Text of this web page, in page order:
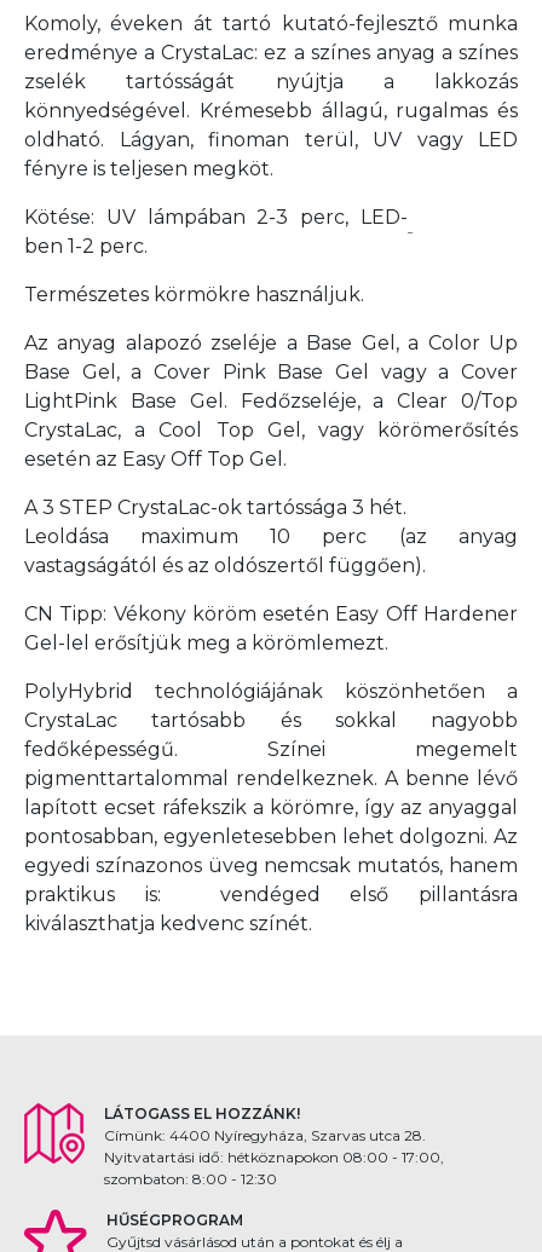
Komoly, éveken át tartó kutató-fejlesztő munka
eredménye a CrystaLac: ez a színes anyag a színes
zselék tartósságát nyújtja a lakkozás
könnyedségével. Krémesebb állagú, rugalmas és
oldható. Lágyan, finoman terül, UV vagy LED
fényre is teljesen megköt.
Kötése: UV lámpában 2-3 perc, LED-
ben 1-2 perc.
Természetes körmökre használjuk.
Az anyag alapozó zseléje a Base Gel, a Color Up
Base Gel, a Cover Pink Base Gel vagy a Cover
LightPink Base Gel. Fedőzseléje, a Clear 0/Top
CrystaLac, a Cool Top Gel, vagy körömerősítés
esetén az Easy Off Top Gel.
A 3 STEP CrystaLac-ok tartóssága 3 hét.
Leoldása maximum 10 perc
(az anyag
vastagságától és az oldószertől függően).
CN Tipp: Vékony köröm esetén Easy Off Hardener
Gel-lel erősítjük meg a körömlemezt.
PolyHybrid technológiájának köszönhetően a
CrystaLac tartósabb és sokkal nagyobb
fedőképességű. Színei megemelt
pigmenttartalommal rendelkeznek. A benne lévő
lapított ecset ráfekszik a körömre, így az anyaggal
pontosabban, egyenletesebben lehet dolgozni. Az
egyedi színazonos üveg nemcsak mutatós, hanem
praktikus is: vendéged első pillantásra
kiválaszthatja kedvenc színét.
LÁTOGASS EL HOZZÁNK!
Címünk: 4400 Nyíregyháza, Szarvas utca 28.
Nyitvatartási idő: hétköznapokon 08:00 - 17:00,
szombaton: 8:00 - 12:30
HŰSÉGPROGRAM
Gyűjtsd vásárlásod után a pontokat és élj a